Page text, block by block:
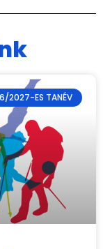
2027-ES TANÉV